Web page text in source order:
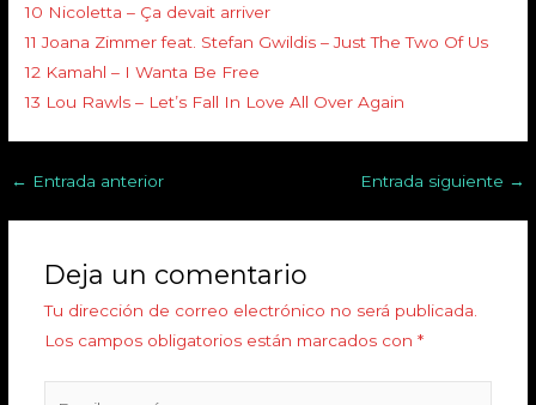
10 Nicoletta – Ça devait arriver
11 Joana Zimmer feat. Stefan Gwildis – Just The Two Of Us
12 Kamahl – I Wanta Be Free
13 Lou Rawls – Let’s Fall In Love All Over Again
← Entrada anterior Entrada siguiente →
Deja un comentario
Tu dirección de correo electrónico no será publicada.
Los campos obligatorios están marcados con *